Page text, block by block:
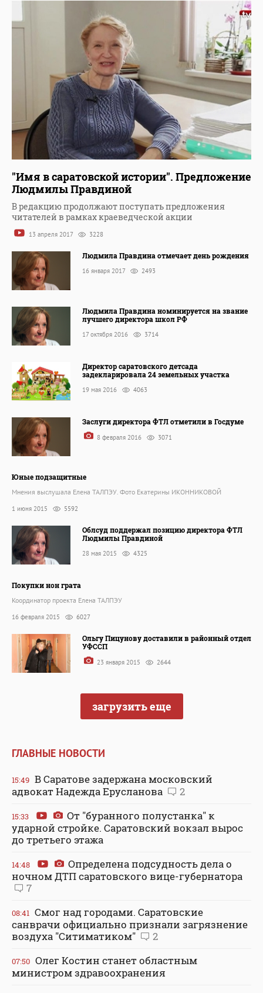
"Имя в саратовской истории". Предложение
Людмилы Правдиной
В редакцию продолжают поступать предложения
читателей в рамках краеведческой акции
13 апреля 2017 3228
Людмила Правдина отмечает день рождения
16 января 2017 2493
Людмила Правдина номинируется на звание
лучшего директора школ РФ
17 октября 2016 3714
Директор саратовского детсада
задекларировала 24 земельных участка
19 мая 2016 4063
Заслуги директора ФТЛ отметили в Госдуме
8 февраля 2016 3071
Юные подзащитные
Мнения выслушала Елена ТАЛПЭУ. Фото Екатерины ИКОННИКОВОЙ
1 июня 2015 5592
Облсуд поддержал позицию директора ФТЛ
Людмилы Правдиной
28 мая 2015 4325
Покупки нон грата
Координатор проекта Елена ТАЛПЭУ
16 февраля 2015 6027
Ольгу Пицунову доставили в районный отдел
УФССП
23 января 2015 2644
загрузить еще
ГЛАВНЫЕ НОВОСТИ
15:49 В Саратове задержана московский
адвокат Надежда Ерусланова
2
15:33
От "буранного полустанка" к
ударной стройке. Саратовский вокзал вырос
до третьего этажа
14:48
Определена подсудность дела о
ночном ДТП саратовского вице-губернатора
7
08:41 Смог над городами. Саратовские
санврачи официально признали загрязнение
воздуха "Ситиматиком"
2
07:50 Олег Костин станет областным
министром здравоохранения